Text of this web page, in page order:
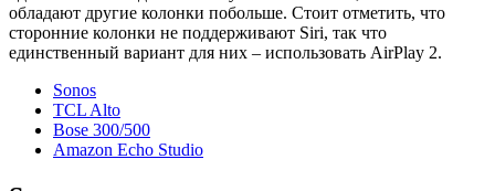
обладают другие колонки побольше. Стоит отметить, что
сторонние колонки не поддерживают Siri, так что
единственный вариант для них – использовать AirPlay 2.
Sonos
TCL Alto
Bose 300/500
Amazon Echo Studio